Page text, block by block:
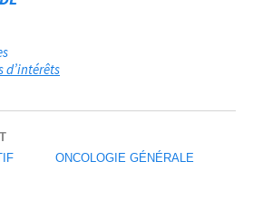
d’intérêts
ONCOLOGIE GÉNÉRALE